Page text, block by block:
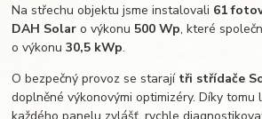
Na střechu objektu jsme instalovali 61
DAH Solar o výkonu 500 Wp, které
o výkonu30,5 kWp.
O bezpečný provoz se starají tři střídače
doplněné výkonovými optimizéry. Díky
každého panelu zvlášť, rychle